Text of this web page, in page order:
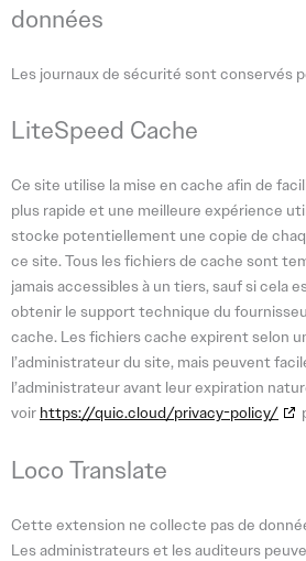
données
Les journaux de sécurité sont conservés
LiteSpeed Cache
Ce site utilise la mise en cache afin de
plus rapide et une meilleure expérience
stocke potentiellement une copie de
ce site. Tous les fichiers de cache sont
jamais accessibles à un tiers, sauf si cela
obtenir le support technique du
cache. Les fichiers cache expirent selon
l’administrateur du site, mais peuvent
l’administrateur avant leur expiration
voir https://quic.cloud/privacy-policy/
Loco Translate
Cette extension ne collecte pas de
Les administrateurs et les auditeurs